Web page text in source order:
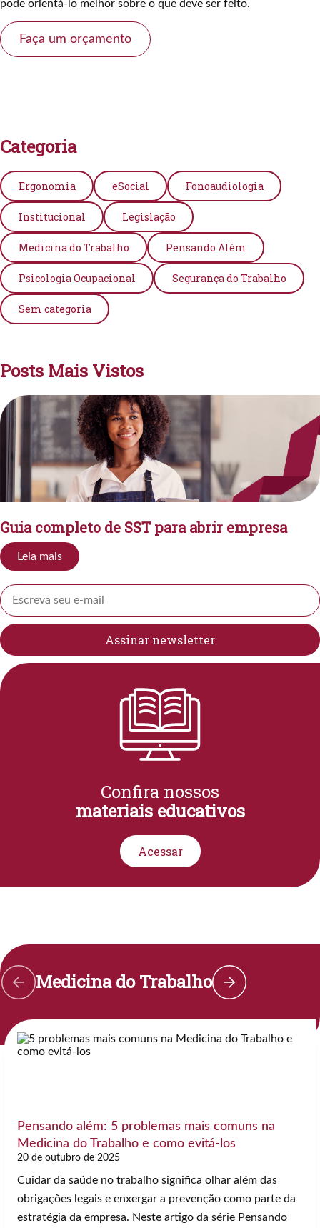
pode orientá-lo melhor sobre o que deve ser feito.
Faça um orçamento
Categoria
Ergonomia eSocial Fonoaudiologia
Institucional Legislação
Medicina do Trabalho Pensando Além
Psicologia Ocupacional Segurança do Trabalho
Sem categoria
Posts Mais Vistos
Guia completo de SST para abrir empresa
Leia mais
Confira nossos
materiais educativos
Acessar
Medicina do Trabalho
Pensando além: 5 problemas mais comuns na
Medicina do Trabalho e como evitá-los
20 de outubro de 2025
Cuidar da saúde no trabalho significa olhar além das
obrigações legais e enxergar a prevenção como parte da
estratégia da empresa. Neste artigo da série Pensando